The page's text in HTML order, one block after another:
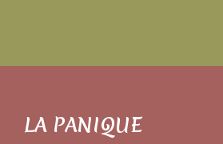
LA PANIQUE